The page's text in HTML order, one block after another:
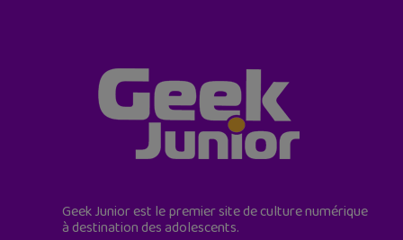
Geek Junior est le premier site de culture numérique
à destination des adolescents.